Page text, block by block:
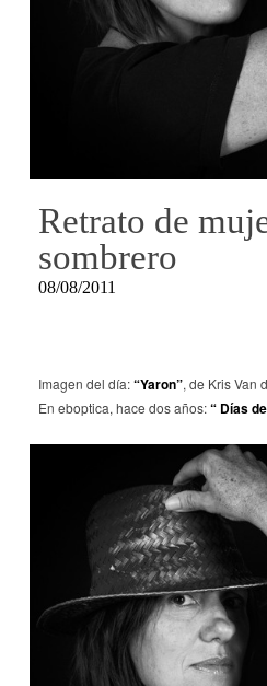
Retrato de
sombrero
08/08/2011
Imagen del día:“Yaron”, de Kris Van
En eboptica, hace dos años:“ Días